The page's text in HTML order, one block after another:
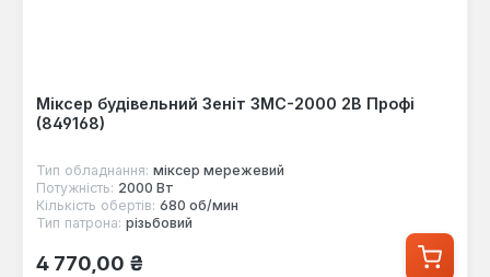
Міксер будівельний Зеніт ЗМС-2000 2В Профі
(849168)
Тип обладнання: міксер мережевий
Потужність: 2000 Вт
Кількість обертів: 680 об/мин
Тип патрона: різьбовий
Звичайна ціна:
4 770,00 ₴